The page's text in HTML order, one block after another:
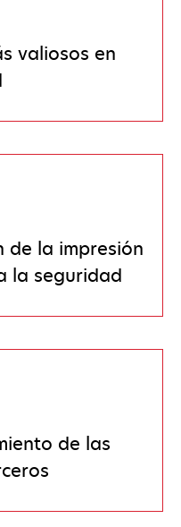
valiosos en
de la impresión
la seguridad
de las